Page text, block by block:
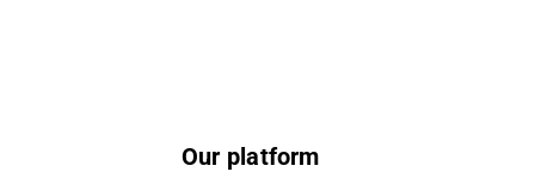
Our platform